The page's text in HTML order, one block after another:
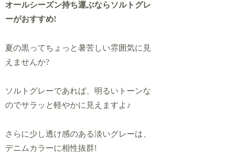
オールシーズン持ち運ぶならソルトグレ
ーがおすすめ!
夏の黒ってちょっと暑苦しい雰囲気に見
えませんか?
ソルトグレーであれば、明るいトーンな
のでサラッと軽やかに見えますよ♪
さらに少し透け感のある淡いグレーは、
デニムカラーに相性抜群!